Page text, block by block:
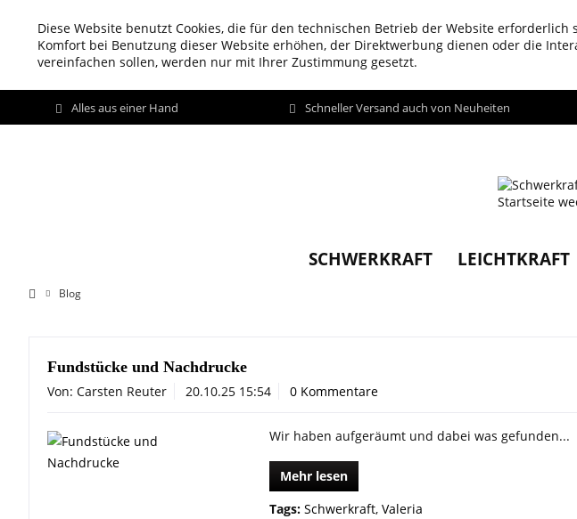
Diese Website benutzt Cookies, die für den technischen Betrieb der Website
Komfort bei Benutzung dieser Website erhöhen, der Direktwerbung dienen oder die
vereinfachen sollen, werden nur mit Ihrer Zustimmung gesetzt.
Alles aus einer Hand Schneller Versand auch von Neuheiten
SCHWERKRAFT LEICHTKRAFT
Blog
Fundstücke und Nachdrucke
Von: Carsten Reuter 20.10.25 15:54 0 Kommentare
Wir haben aufgeräumt und dabei was gefunden...
Mehr lesen
Tags: Schwerkraft, Valeria